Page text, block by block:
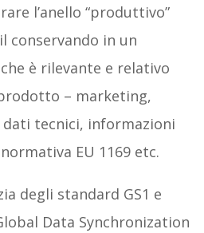
l’anello “produttivo”
conservando in un
è rilevante e relativo
– marketing,
tecnici, informazioni
EU 1169 etc.
degli standard GS1 e
Data Synchronization